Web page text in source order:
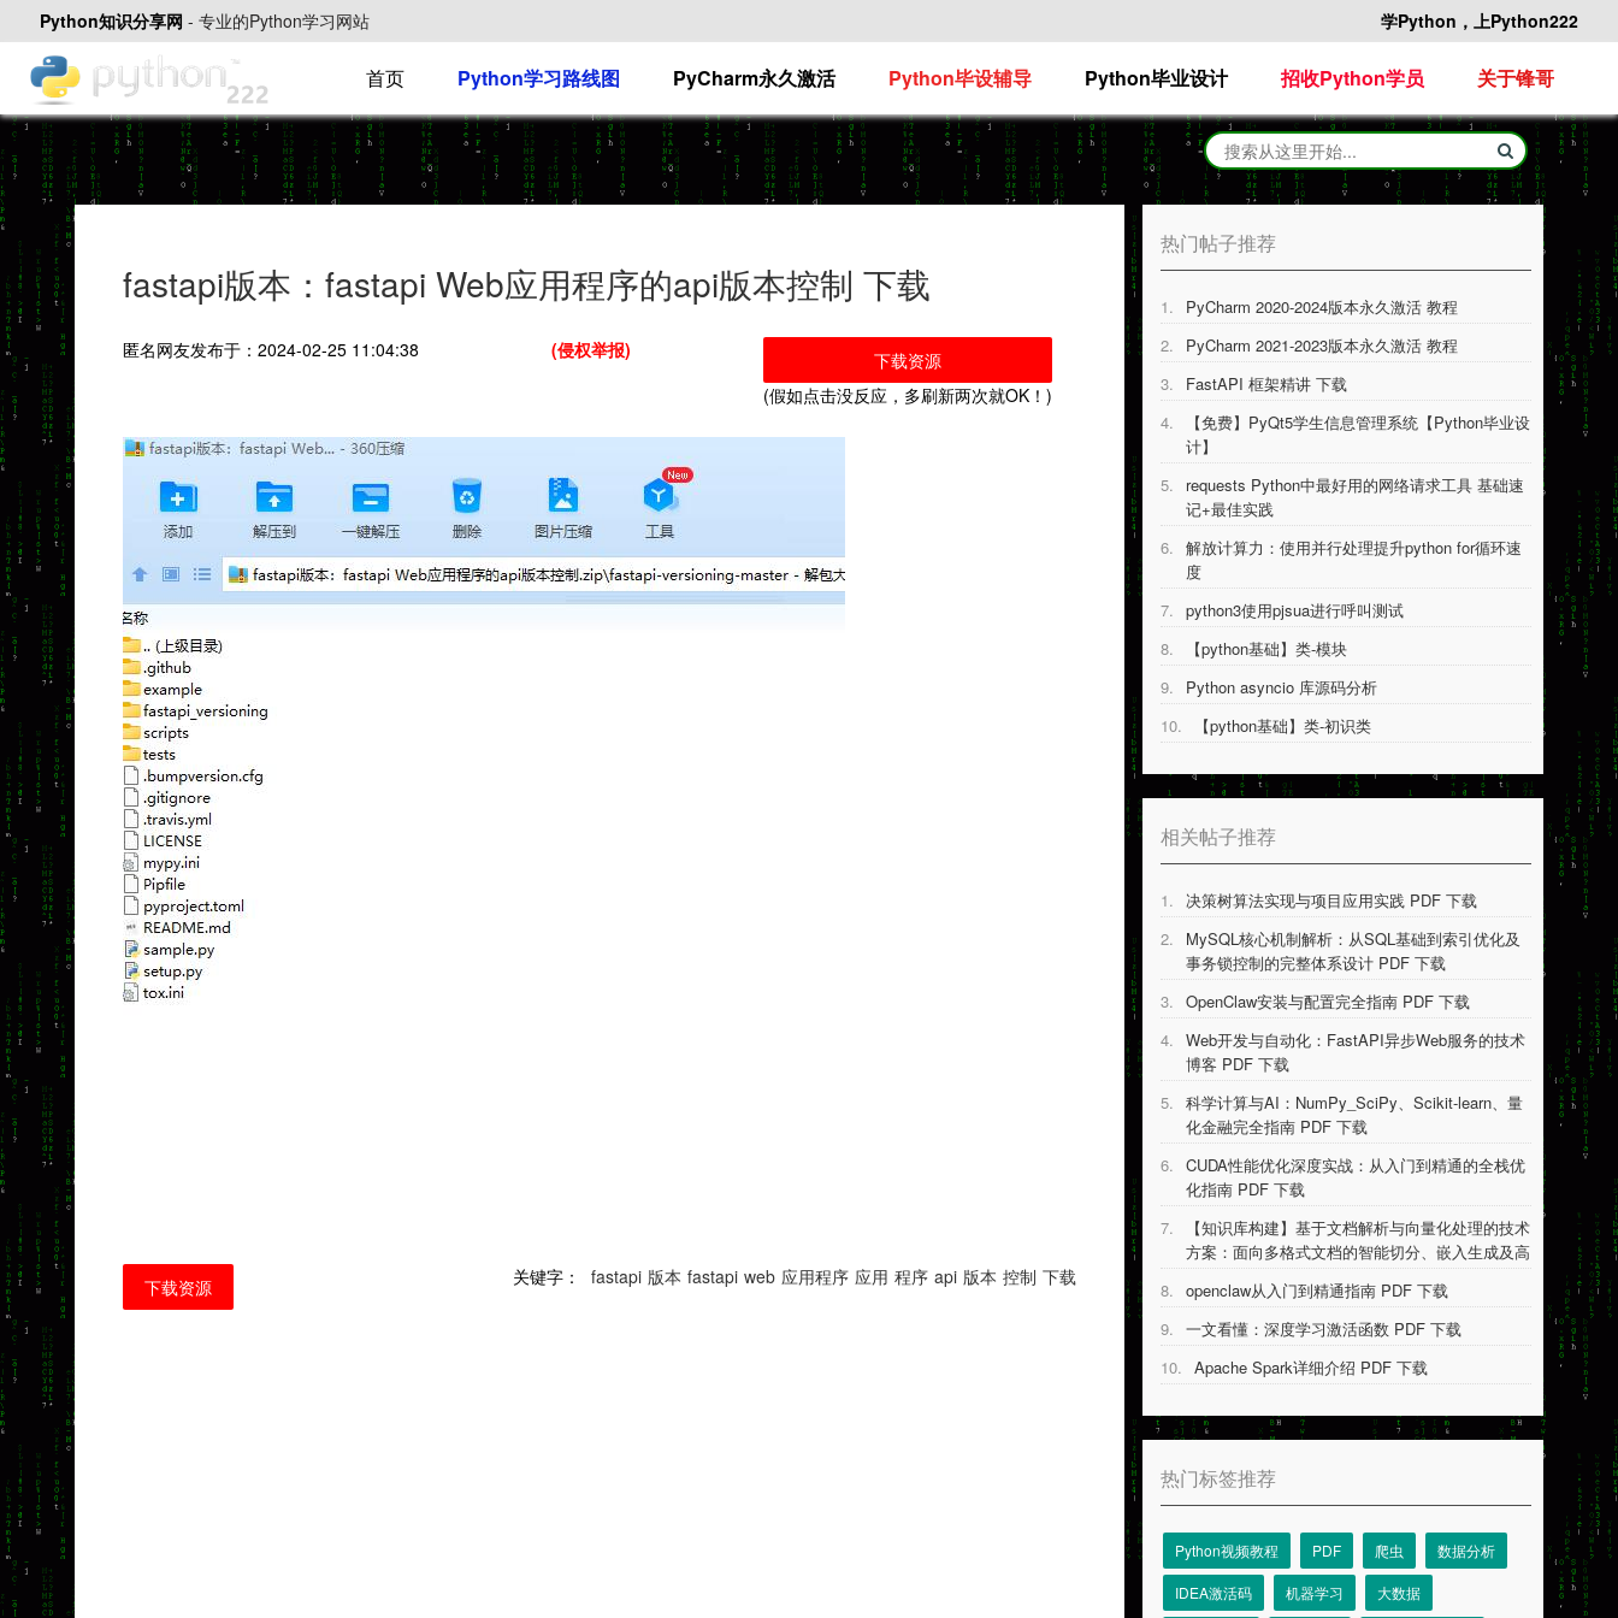
Python知识分享网 - 专业的Python学习网站 学Python，上Python222
首页 Python学习路线图 PyCharm永久激活 Python毕设辅导 Python毕业设计 招收Python学员 关于锋哥
fastapi版本：fastapi Web应用程序的api版本控制 下载
匿名网友发布于：2024-02-25 11:04:38 (侵权举报)
下载资源
(假如点击没反应，多刷新两次就OK！)
下载资源 关键字： fastapi 版本 fastapi web 应用程序 应用 程序 api 版本 控制 下载
热门帖子推荐
1.
PyCharm 2020-2024版本永久激活 教程
2.
PyCharm 2021-2023版本永久激活 教程
3.
FastAPI 框架精讲 下载
4.
【免费】PyQt5学生信息管理系统【Python毕业设
计】
5.
requests Python中最好用的网络请求工具 基础速
记+最佳实践
6. 解放计算力：使用并行处理提升python for循环速
度
7. python3使用pjsua进行呼叫测试
8.
【python基础】类-模块
9.
Python asyncio 库源码分析
10.
【python基础】类-初识类
相关帖子推荐
1. 决策树算法实现与项目应用实践 PDF 下载
2.
MySQL核心机制解析：从SQL基础到索引优化及
事务锁控制的完整体系设计 PDF 下载
3. OpenClaw安装与配置完全指南 PDF 下载
4. Web开发与自动化：FastAPI异步Web服务的技术
博客 PDF 下载
5. 科学计算与AI：NumPy_SciPy、Scikit-learn、量
化金融完全指南 PDF 下载
6. CUDA性能优化深度实战：从入门到精通的全栈优
化指南 PDF 下载
7.
【知识库构建】基于文档解析与向量化处理的技术
方案：面向多格式文档的智能切分、嵌入生成及高
效检索系统设计 PDF 下载
8. openclaw从入门到精通指南 PDF 下载
9. 一文看懂：深度学习激活函数 PDF 下载
10. Apache Spark详细介绍 PDF 下载
热门标签推荐
Python视频教程 PDF 爬虫 数据分析
IDEA激活码 机器学习 大数据